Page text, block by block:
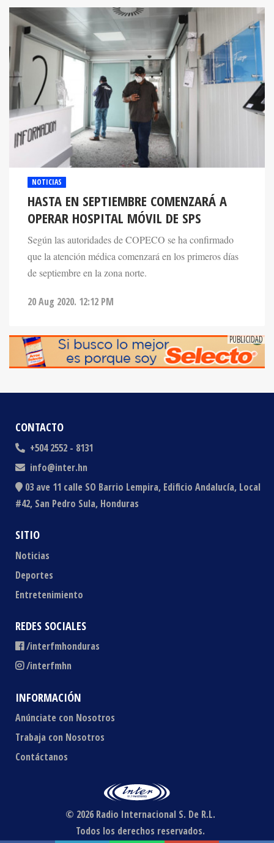
NOTICIAS
HASTA EN SEPTIEMBRE COMENZARÁ A
OPERAR HOSPITAL MÓVIL DE SPS
Según las autoridades de COPECO se ha confirmado
que la atención médica comenzará en los primeros días
de septiembre en la zona norte.
CONTACTO
+504 2552 - 8131
info@inter.hn
03 ave 11 calle SO Barrio Lempira, Edificio Andalucía, Local
#42, San Pedro Sula, Honduras
SITIO
Noticias
Deportes
Entretenimiento
REDES SOCIALES
/interfmhonduras
/interfmhn
INFORMACIÓN
Anúnciate con Nosotros
Trabaja con Nosotros
Contáctanos
© 2026 Radio Internacional S. De R.L.
Todos los derechos reservados.